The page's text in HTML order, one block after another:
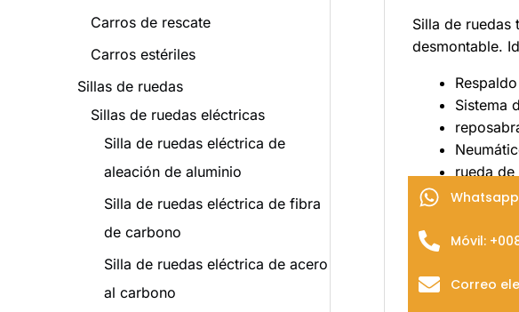
Carros de rescate
Carros estériles
Sillas de ruedas
Sillas de ruedas eléctricas
Silla de ruedas eléctrica de
aleación de aluminio
Silla de ruedas eléctrica de fibra
de carbono
Silla de ruedas eléctrica de acero
al carbono
Silla de ruedas
desmontable.
Sistema
rueda de
NL190301EW-
carga de 130
Móvil:
Correo